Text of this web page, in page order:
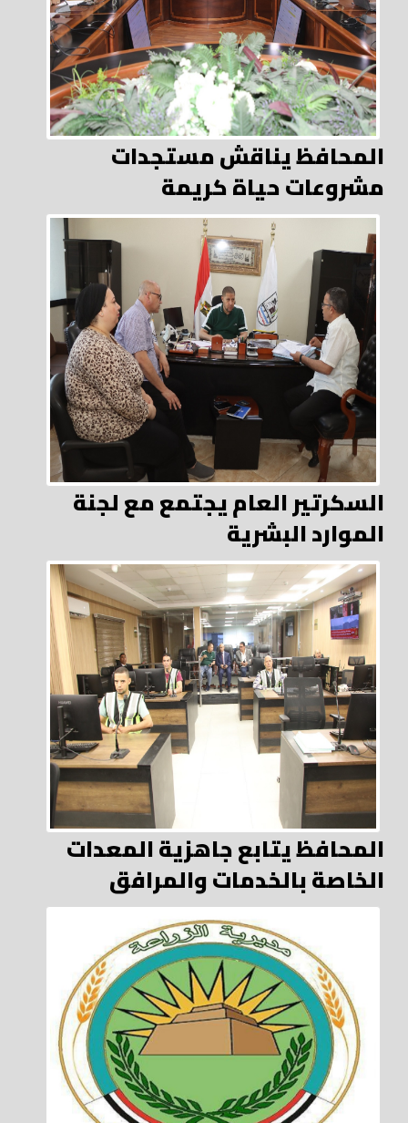
المحافظ يناقش مستجدات
مشروعات حياة كريمة
السكرتير العام يجتمع مع لجنة
الموارد البشرية
المحافظ يتابع جاهزية المعدات
الخاصة بالخدمات والمرافق